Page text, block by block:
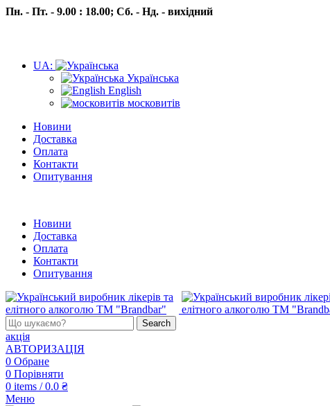
Пн. - Пт. - 9.00 : 18.00; Сб. - Нд. - вихідний
UA:
Українська
English
московитів
Новини
Доставка
Оплата
Контакти
Опитування
Новини
Доставка
Оплата
Контакти
Опитування
Search
акція
АВТОРИЗАЦІЯ
0 Обране
0 Порівняти
0 items / 0.0 ₴
Меню